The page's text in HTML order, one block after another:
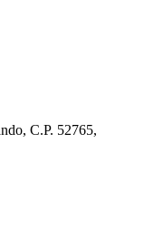
C.P. 52765,